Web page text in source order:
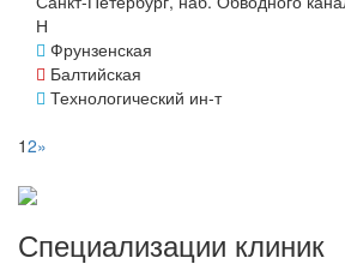
Н
Фрунзенская
Балтийская
Технологический ин-т
12»
Специализации клиник